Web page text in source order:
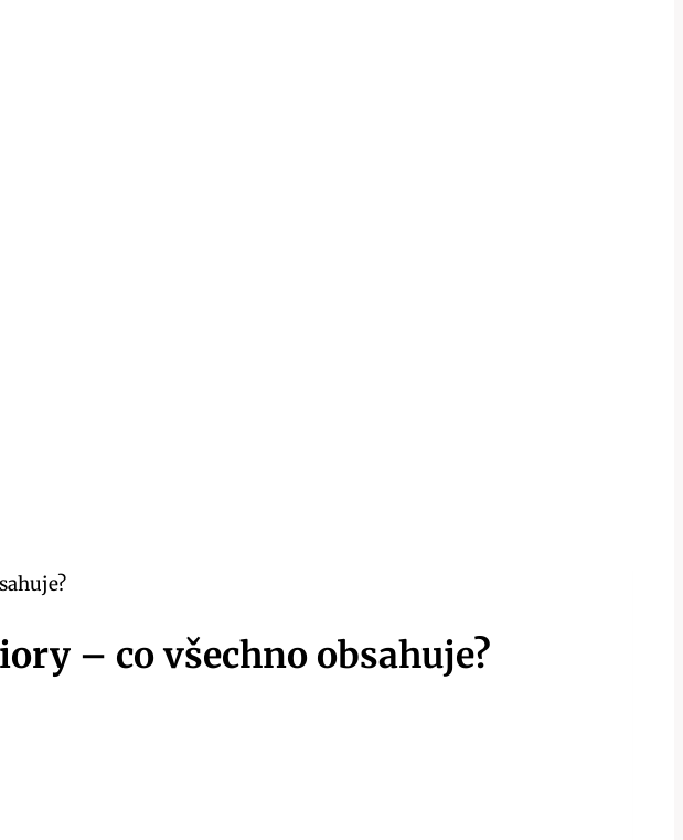
– co všechno obsahuje?